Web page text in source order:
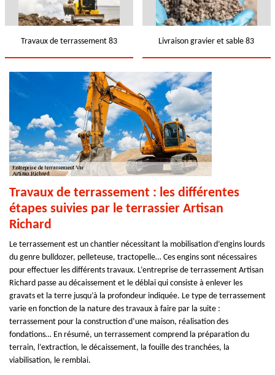
Travaux de terrassement 83 Livraison gravier et sable 83
Travaux de terrassement : les différentes
étapes suivies par le terrassier Artisan
Richard
Le terrassement est un chantier nécessitant la mobilisation d’engins lourds
du genre bulldozer, pelleteuse, tractopelle… Ces engins sont nécessaires
pour effectuer les différents travaux. L’entreprise de terrassement Artisan
Richard passe au décaissement et le déblai qui consiste à enlever les
gravats et la terre jusqu’à la profondeur indiquée. Le type de terrassement
varie en fonction de la nature des travaux à faire par la suite :
terrassement pour la construction d’une maison, réalisation des
fondations… En résumé, un terrassement comprend la préparation du
terrain, l’extraction, le décaissement, la fouille des tranchées, la
viabilisation, le remblai.